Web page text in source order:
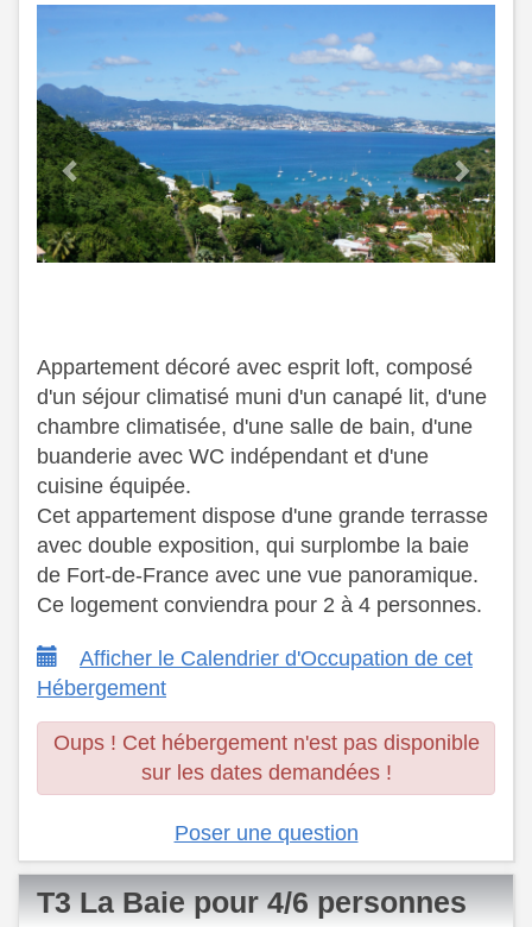
Appartement décoré avec esprit loft, composé
d'un séjour climatisé muni d'un canapé lit, d'une
chambre climatisée, d'une salle de bain, d'une
buanderie avec WC indépendant et d'une
cuisine équipée.
​ Cet appartement dispose d'une grande terrasse
avec double exposition, qui surplombe la baie
de Fort-de-France avec une vue panoramique.
​ Ce logement conviendra pour 2 à 4 personnes.
Afficher le Calendrier d'Occupation de cet
Hébergement
Oups ! Cet hébergement n'est pas disponible
sur les dates demandées !
Poser une question
T3 La Baie pour 4/6 personnes